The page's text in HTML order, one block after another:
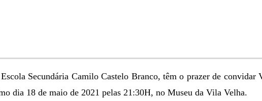
Secundária Camilo Castelo Branco, têm o prazer de convidar
dia 18 de maio de 2021 pelas 21:30H, no Museu da Vila Velha.